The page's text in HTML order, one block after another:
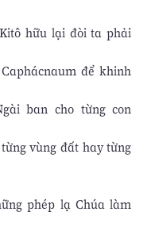
hữu lại đòi ta phải
để khinh
ban cho từng con
vùng đất hay từng
phép lạ Chúa làm